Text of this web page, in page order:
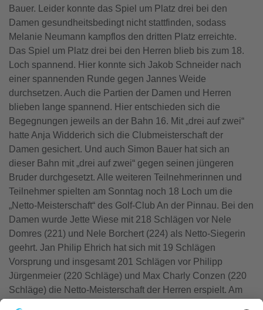
Bauer. Leider konnte das Spiel um Platz drei bei den
Damen gesundheitsbedingt nicht stattfinden, sodass
Melanie Neumann kampflos den dritten Platz erreichte.
Das Spiel um Platz drei bei den Herren blieb bis zum 18.
Loch spannend. Hier konnte sich Jakob Schneider nach
einer spannenden Runde gegen Jannes Weide
durchsetzen. Auch die Partien der Damen und Herren
blieben lange spannend. Hier entschieden sich die
Begegnungen jeweils an der Bahn 16. Mit „drei auf zwei“
hatte Anja Widderich sich die Clubmeisterschaft der
Damen gesichert. Und auch Simon Bauer hat sich an
dieser Bahn mit „drei auf zwei“ gegen seinen jüngeren
Bruder durchgesetzt. Alle weiteren Teilnehmerinnen und
Teilnehmer spielten am Sonntag noch 18 Loch um die
„Netto-Meisterschaft“ des Golf-Club An der Pinnau. Bei den
Damen wurde Jette Wiese mit 218 Schlägen vor Nele
Domres (221) und Nele Borchert (224) als Netto-Siegerin
geehrt. Jan Philip Ehrich hat sich mit 19 Schlägen
Vorsprung und insgesamt 201 Schlägen vor Philipp
Jürgenmeier (220 Schläge) und Max Charly Conzen (220
Schläge) die Netto-Meisterschaft der Herren erspielt. Am